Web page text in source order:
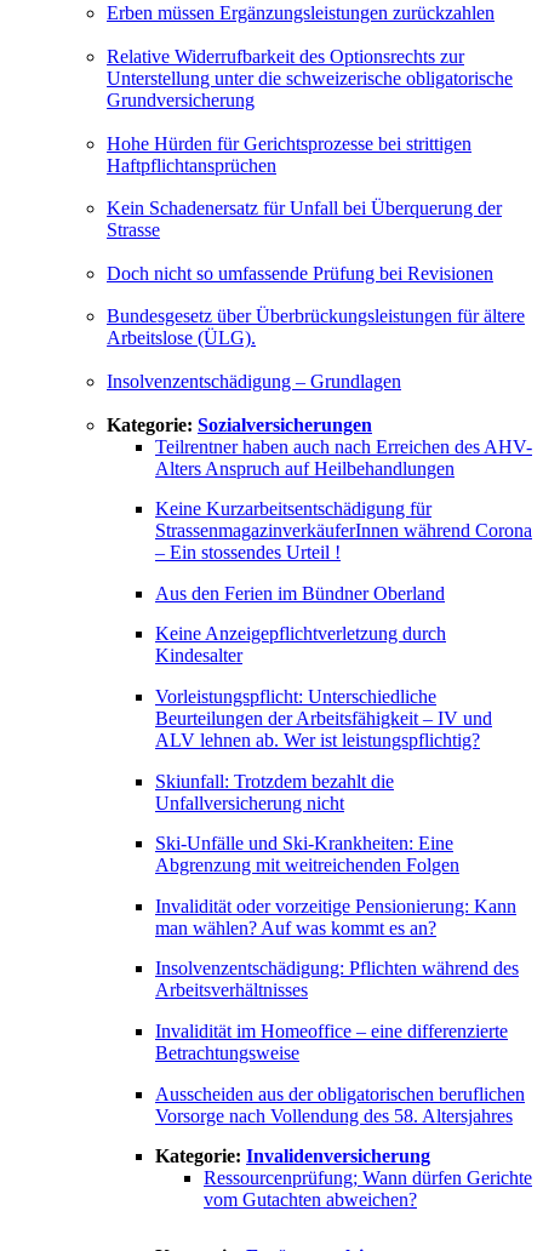
Erben müssen Ergänzungsleistungen zurückzahlen
Relative Widerrufbarkeit des Optionsrechts zur
Unterstellung unter die schweizerische obligatorische
Grundversicherung
Hohe Hürden für Gerichtsprozesse bei strittigen
Haftpflichtansprüchen
Kein Schadenersatz für Unfall bei Überquerung der
Strasse
Doch nicht so umfassende Prüfung bei Revisionen
Bundesgesetz über Überbrückungsleistungen für ältere
Arbeitslose (ÜLG).
Insolvenzentschädigung – Grundlagen
Kategorie: Sozialversicherungen
Teilrentner haben auch nach Erreichen des AHV-
Alters Anspruch auf Heilbehandlungen
Keine Kurzarbeitsentschädigung für
StrassenmagazinverkäuferInnen während Corona
– Ein stossendes Urteil !
Aus den Ferien im Bündner Oberland
Keine Anzeigepflichtverletzung durch
Kindesalter
Vorleistungspflicht: Unterschiedliche
Beurteilungen der Arbeitsfähigkeit – IV und
ALV lehnen ab. Wer ist leistungspflichtig?
Skiunfall: Trotzdem bezahlt die
Unfallversicherung nicht
Ski-Unfälle und Ski-Krankheiten: Eine
Abgrenzung mit weitreichenden Folgen
Invalidität oder vorzeitige Pensionierung: Kann
man wählen? Auf was kommt es an?
Insolvenzentschädigung: Pflichten während des
Arbeitsverhältnisses
Invalidität im Homeoffice – eine differenzierte
Betrachtungsweise
Ausscheiden aus der obligatorischen beruflichen
Vorsorge nach Vollendung des 58. Altersjahres
Kategorie: Invalidenversicherung
Ressourcenprüfung; Wann dürfen Gerichte
vom Gutachten abweichen?